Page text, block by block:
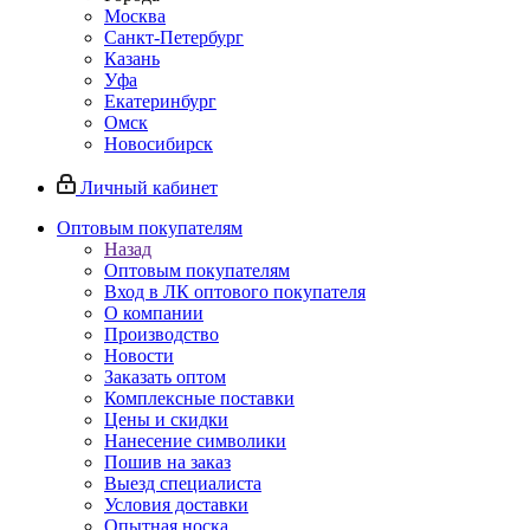
Москва
Санкт-Петербург
Казань
Уфа
Екатеринбург
Омск
Новосибирск
Личный кабинет
Оптовым покупателям
Назад
Оптовым покупателям
Вход в ЛК оптового покупателя
О компании
Производство
Новости
Заказать оптом
Комплексные поставки
Цены и скидки
Нанесение символики
Пошив на заказ
Выезд специалиста
Условия доставки
Опытная носка